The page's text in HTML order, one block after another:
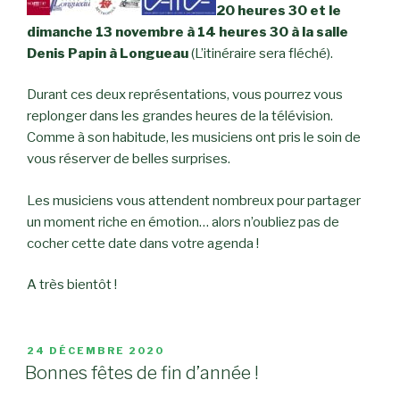
20 heures 30 et le
dimanche 13 novembre à 14 heures 30 à la salle
Denis Papin à Longueau(L’itinéraire sera fléché).
Durant ces deux représentations, vous pourrez vous
replonger dans les grandes heures de la télévision.
Comme à son habitude, les musiciens ont pris le soin de
vous réserver de belles surprises.
Les musiciens vous attendent nombreux pour partager
un moment riche en émotion… alors n’oubliez pas de
cocher cette date dans votre agenda !
A très bientôt !
PUBLIÉ
LE
24 DÉCEMBRE 2020
Bonnes fêtes de fin d’année !